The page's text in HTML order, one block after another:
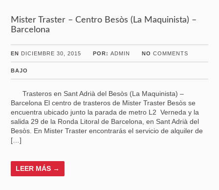
Mister Traster – Centro Besòs (La Maquinista) –
Barcelona
EN DICIEMBRE 30, 2015 POR:ADMIN NO COMMENTS
BAJO
Trasteros en Sant Adrià del Besòs (La Maquinista) –
Barcelona El centro de trasteros de Mister Traster Besòs se
encuentra ubicado junto la parada de metro L2 Verneda y la
salida 29 de la Ronda Litoral de Barcelona, en Sant Adrià del
Besòs. En Mister Traster encontrarás el servicio de alquiler de
[…]
LEER MÁS →